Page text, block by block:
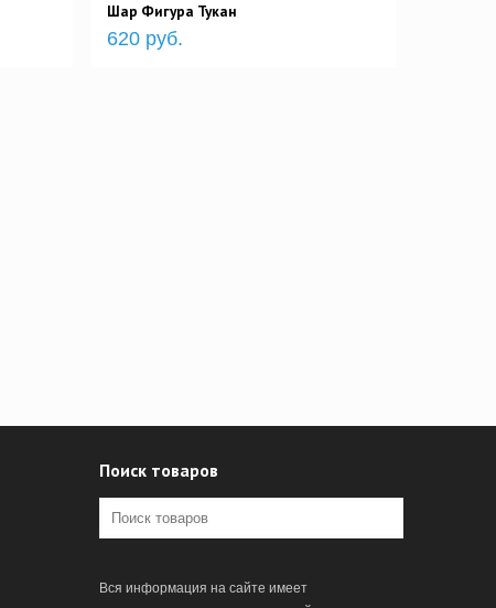
Шар Фигура Тукан
620 руб.
Поиск товаров
Вся информация на сайте имеет